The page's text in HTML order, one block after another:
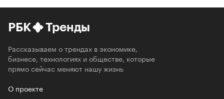
РБК Тренды
Рассказываем о трендах в экономике,
бизнесе, технологиях и обществе, которые
прямо сейчас меняют нашу жизнь
О проекте